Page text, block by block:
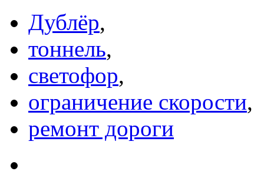
Дублёр,
тоннель,
светофор,
ограничение скорости,
ремонт дороги